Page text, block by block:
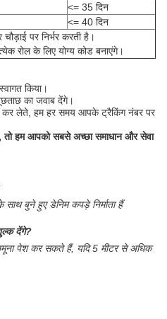
<= 35 दिन
<= 40 दिन
पर निर्भर करती है।
रोल के लिए योग्य कोड बनाएंगे।
किया।
का जवाब देंगे।
कर लेते, हम हर समय आपके ट्रैकिंग नंबर पर
हम आपको सबसे अच्छा समाधान और सेवा
बुने हुए डेनिम कपड़े निर्माता हैं
देंगे?
पेश कर सकते हैं, यदि 5 मीटर से अधिक